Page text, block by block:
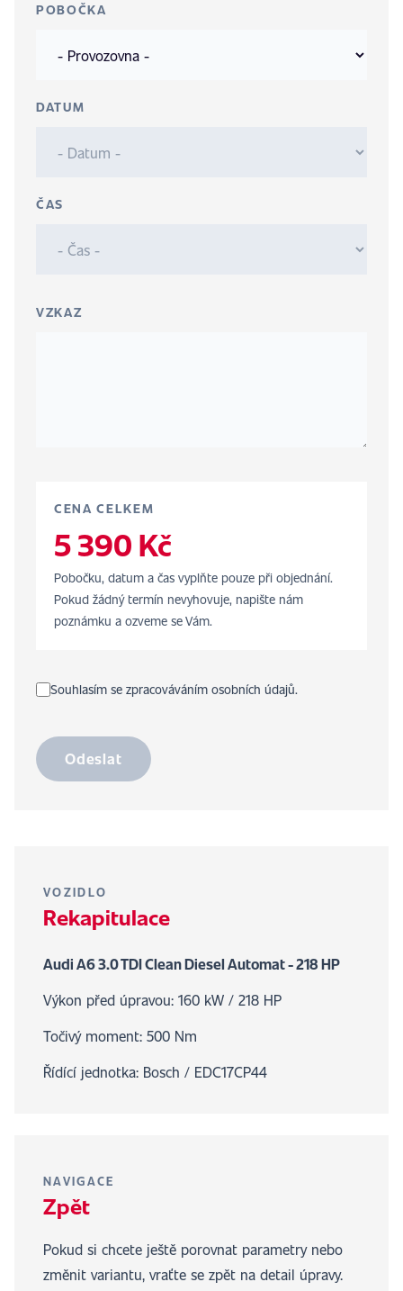
POBOČKA
DATUM
ČAS
VZKAZ
CENA CELKEM
5 390 Kč
Pobočku, datum a čas vyplňte pouze při objednání.
Pokud žádný termín nevyhovuje, napište nám
poznámku a ozveme se Vám.
Souhlasím se zpracováváním osobních údajů.
Odeslat
VOZIDLO
Rekapitulace
Audi A6 3.0 TDI Clean Diesel Automat - 218 HP
Výkon před úpravou: 160 kW / 218 HP
Točivý moment: 500 Nm
Řídící jednotka: Bosch / EDC17CP44
NAVIGACE
Zpět
Pokud si chcete ještě porovnat parametry nebo
změnit variantu, vraťte se zpět na detail úpravy.